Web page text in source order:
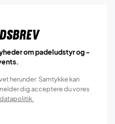
om padeludstyr og -
herunder. Samtykke kan
dig acceptere du vores